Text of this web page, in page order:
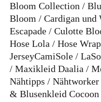
Bloom Collection
Bloom
Cardigan und
Escapade
Culotte
Hose Lola
Hose
JerseyCamiSole
Maxikleid Daalia
Nähtipps
& Blusenkleid Cocoon